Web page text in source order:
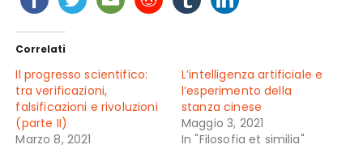
Correlati
Il progresso scientifico:
tra verificazioni,
falsificazioni e rivoluzioni
(parte II)
Marzo 8, 2021
L’intelligenza artificiale e
l’esperimento della
stanza cinese
Maggio 3, 2021
In "Filosofia et similia"